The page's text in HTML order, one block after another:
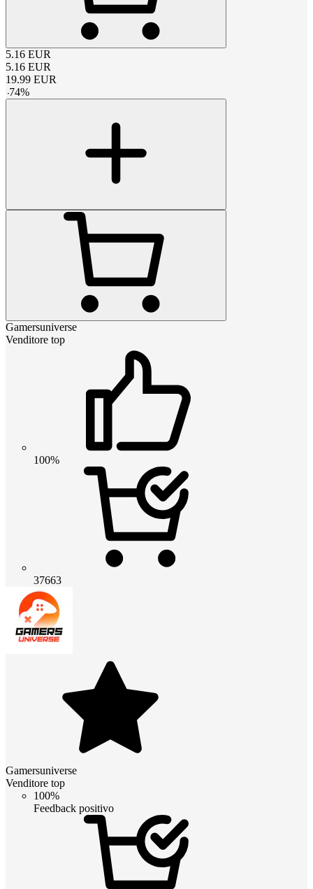
5.16 EUR
5.16 EUR
19.99 EUR
-74%
Gamersuniverse
Venditore top
100%
37663
Gamersuniverse
Venditore top
100%
Feedback positivo